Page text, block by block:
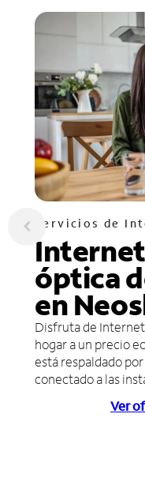
Servicios de
óptica
en
Disfruta de
hogar a un precio
está respaldado
conectado a las
Ver